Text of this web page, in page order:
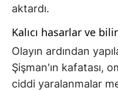
aktardı.
Kalıcı hasarlar ve
Olayın ardından
Şişman'ın kafatası,
ciddi yaralanmalar